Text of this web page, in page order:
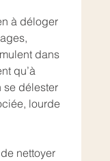
à déloger
dans
qu’à
se délester
lourde
nettoyer